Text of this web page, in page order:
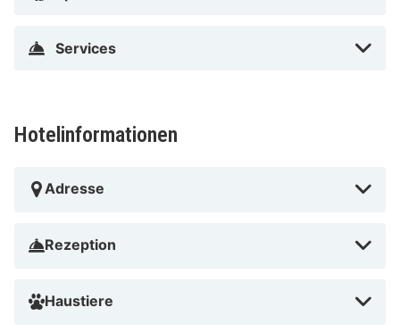
von Felix-Nussbaum-Haus und 2,4 km von Theatre
Services
Hotelinformationen
Adresse
Rezeption
Haustiere